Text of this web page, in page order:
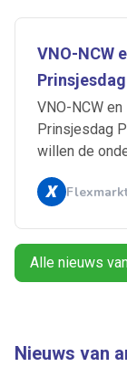
VNO-NCW
VNO-NCW
Prinsjesdag
willen de
Alle nieuws
Nieuws van
Alerts
Doorzaam